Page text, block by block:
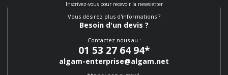
Inscrivez-vous pour recevoir la newsletter
Vous désirez plus d'informations ?
Besoin d'un devis ?
Contactez nous au :
01 53 27 64 94*
algam-enterprise@algam.net